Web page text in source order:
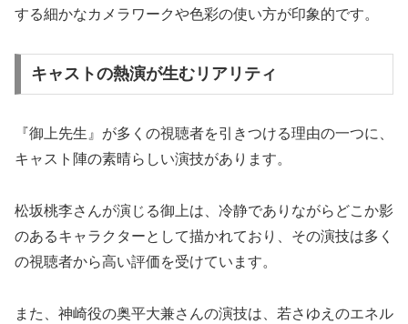
する細かなカメラワークや色彩の使い方が印象的です。
キャストの熱演が生むリアリティ
『御上先生』が多くの視聴者を引きつける理由の一つに、
キャスト陣の素晴らしい演技があります。
松坂桃李さんが演じる御上は、冷静でありながらどこか影
のあるキャラクターとして描かれており、その演技は多く
の視聴者から高い評価を受けています。
また、神崎役の奥平大兼さんの演技は、若さゆえのエネル